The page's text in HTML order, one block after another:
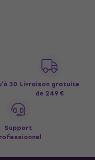
30 Livraison gratuite
de 249 €
Support